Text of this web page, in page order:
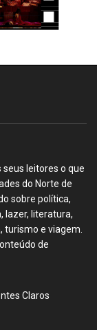
leitores o que
do Norte de
sobre política,
lazer, literatura,
turismo e viagem.
de
Claros